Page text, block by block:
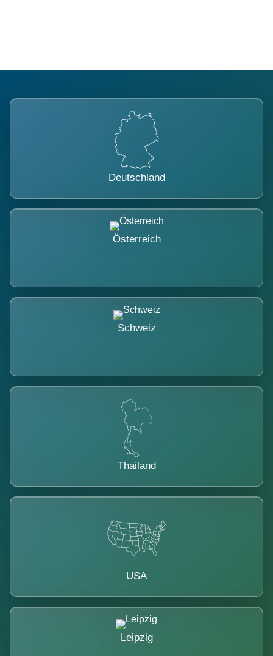
Deutschland
Österreich
Schweiz
Thailand
USA
Leipzig